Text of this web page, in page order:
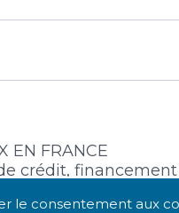
le consentement aux
EN FRANCE
crédit, financement
à votre disposition et